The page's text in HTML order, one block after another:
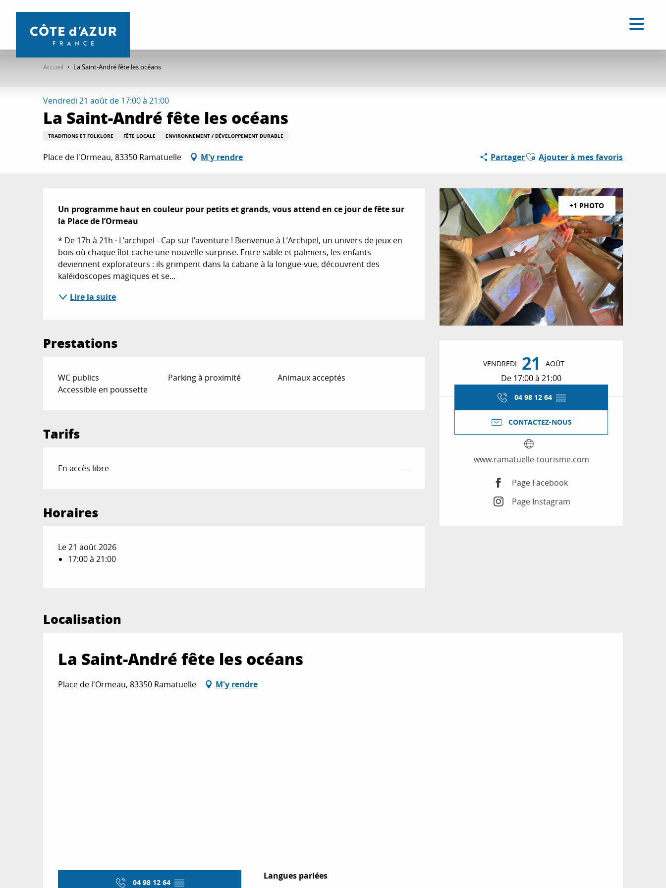
contenu
Accueil La Saint-André fête les océans
Vendredi 21 août de 17:00 à 21:00
La Saint-André fête les océans
TRADITIONS ET FOLKLORE FÊTE LOCALE ENVIRONNEMENT / DÉVELOPPEMENT DURABLE
Place de l'Ormeau, 83350 Ramatuelle M'y rendre PartagerAjouter aux favoris
Ajouter à mes favoris
+1 PHOTO
Ouverture et
VENDREDI 21 AOÛT
De 17:00 à 21:00
04 98 12 64 ▒▒
CONTACTEZ-NOUS
www.ramatuelle-tourisme.com
Page Facebook
Page Instagram
Description
Un programme haut en couleur pour petits et grands, vous attend en ce jour de fête sur
la Place de l’Ormeau
* De 17h à 21h · L’archipel - Cap sur l’aventure ! Bienvenue à L’Archipel, un univers de jeux en
bois où chaque îlot cache une nouvelle surprise. Entre sable et palmiers, les enfants
deviennent explorateurs : ils grimpent dans la cabane à la longue-vue, découvrent des
kaléidoscopes magiques et se...
Lire la suite
Prestations
WC publics Parking à proximité
Animaux acceptés
Accessible en poussette
Tarifs
En accès libre —
Horaires
Le 21 août 2026
17:00 à 21:00
Localisation
La Saint-André fête les océans
Place de l'Ormeau, 83350 Ramatuelle M'y rendre
04 98 12 64 ▒▒
Langues parlées
Langues parlées